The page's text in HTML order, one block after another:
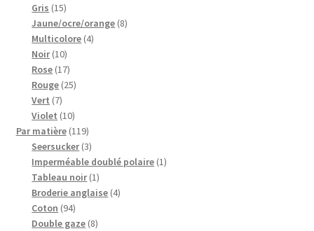
produits
Gris 1515
produits
Jaune/ocre/orange 88
Multicolore 44
Noir 1010
produits
Rose 1717
produits
Rouge 2525
Vert 77
produits
Violet 1010
produits
Par matière 119119
produits
Seersucker 33
produits
Imperméable doublé polaire 11
Tableau noir 11
produit
Broderie anglaise 44
Coton 9494
produits
Double gaze 88